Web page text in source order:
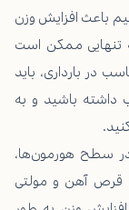
باعث افزایش وزن
تنهایی ممکن است
در بارداری، باید
داشته باشید و به
در سطح هورمون‌ها،
آهن و مولتی